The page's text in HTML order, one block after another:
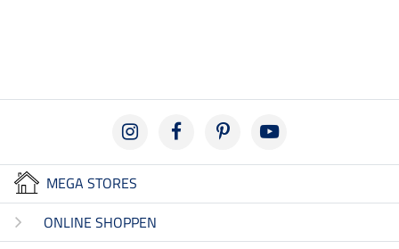
MEGA STORES
ONLINE SHOPPEN